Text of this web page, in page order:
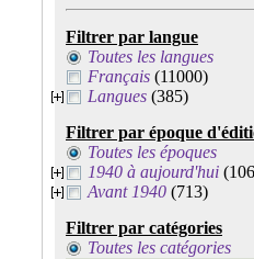
Filtrer par langue
Toutes les langues
Français (11000)
Langues (385)
Filtrer par époque
Toutes les époques
1940 à aujourd'hui
Avant 1940 (713)
Filtrer par catégories
Toutes les catégories